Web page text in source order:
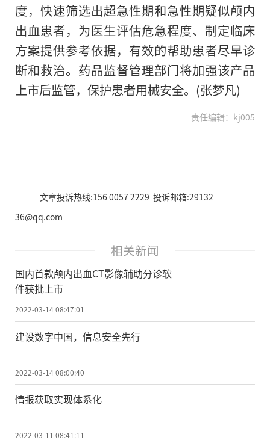
度，快速筛选出超急性期和急性期疑似颅内
出血患者，为医生评估危急程度、制定临床
方案提供参考依据，有效的帮助患者尽早诊
断和救治。药品监督管理部门将加强该产品
上市后监管，保护患者用械安全。(张梦凡)
责任编辑：kj005
文章投诉热线:156 0057 2229 投诉邮箱:29132
36@qq.com
相关新闻
国内首款颅内出血CT影像辅助分诊软
件获批上市
2022-03-14 08:47:01
建设数字中国，信息安全先行
2022-03-14 08:00:40
情报获取实现体系化
2022-03-11 08:41:11